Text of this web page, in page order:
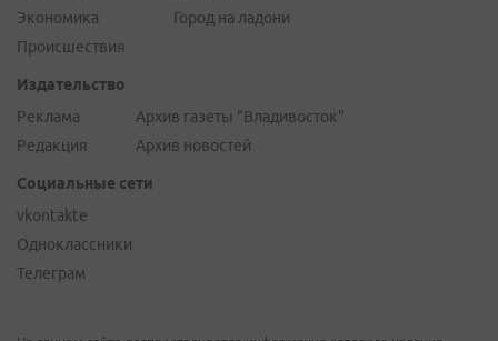
Экономика
Происшествия
Город на ладони
Издательство
Реклама
Редакция
Архив газеты "Владивосток"
Архив новостей
Социальные сети
vkontakte
Одноклассники
Телеграм